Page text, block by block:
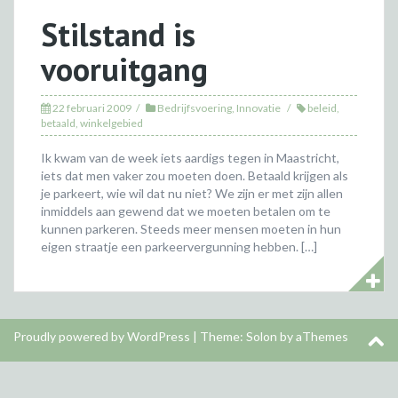
Stilstand is
vooruitgang
22 februari 2009 Bedrijfsvoering, Innovatie beleid,
betaald, winkelgebied
Ik kwam van de week iets aardigs tegen in Maastricht,
iets dat men vaker zou moeten doen. Betaald krijgen als
je parkeert, wie wil dat nu niet? We zijn er met zijn allen
inmiddels aan gewend dat we moeten betalen om te
kunnen parkeren. Steeds meer mensen moeten in hun
eigen straatje een parkeervergunning hebben. […]
Proudly powered by WordPress | Theme: Solon by aThemes